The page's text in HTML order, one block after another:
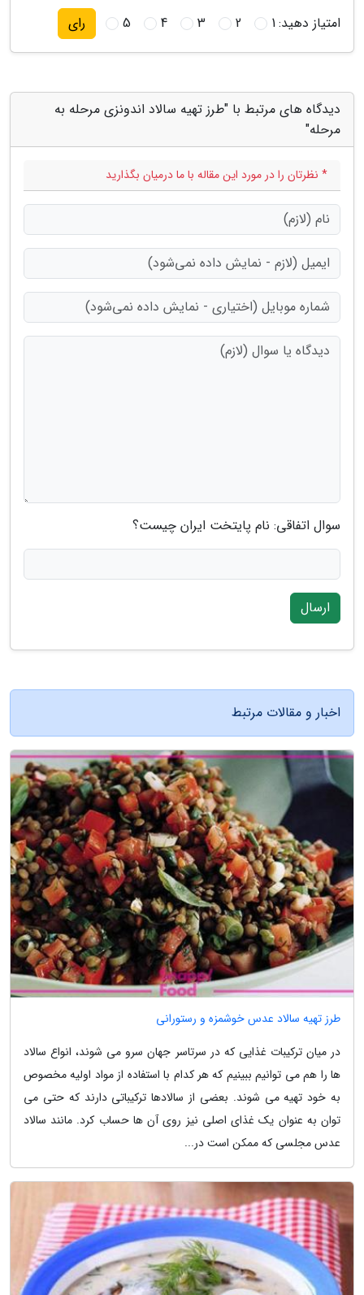
امتیاز دهید:1
2
3
4
5 رای
دیدگاه های مرتبط با "طرز تهیه سالاد اندونزی مرحله به
مرحله"
* نظرتان را در مورد این مقاله با ما درمیان بگذارید
سوال اتفاقی: نام پایتخت ایران چیست؟
ارسال
اخبار و مقالات مرتبط
طرز تهیه سالاد عدس خوشمزه و رستورانی
در میان ترکیبات غذایی که در سرتاسر جهان سرو می شوند، انواع سالاد
ها را هم می توانیم ببینیم که هر کدام با استفاده از مواد اولیه مخصوص
به خود تهیه می شوند. بعضی از سالادها ترکیباتی دارند که حتی می
توان به عنوان یک غذای اصلی نیز روی آن­ ها حساب کرد. مانند سالاد
عدس مجلسی که ممکن است در...